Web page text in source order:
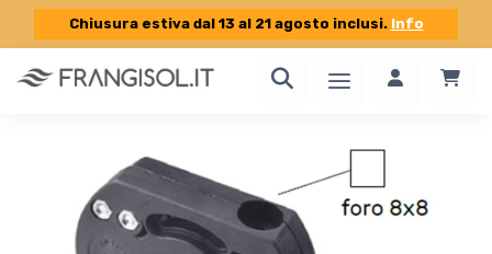
Chiusura estiva dal 13 al 21 agosto inclusi. Info